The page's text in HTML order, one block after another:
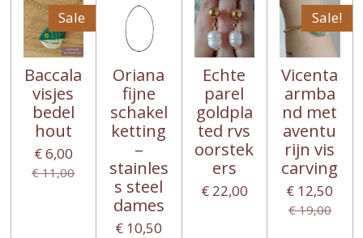
Sale
Baccala
visjes
bedel
hout
€ 6,00
€ 11,00
Oriana
fijne
schakel
ketting
–
stainles
s steel
dames
€ 10,50
Echte
parel
goldpla
ted rvs
oorstek
ers
€ 22,00
Sale!
Vicenta
armba
nd met
aventu
rijn vis
carving
€ 12,50
€ 19,00